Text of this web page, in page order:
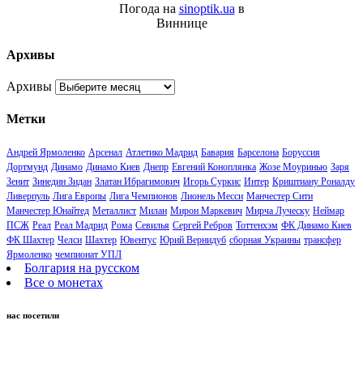
Погода на sinoptik.ua в
Виннице
Архивы
Архивы
Метки
Андрей Ярмоленко Арсенал Атлетико Мадрид Бавария Барселона Боруссия
Дортмунд Динамо Динамо Киев Днепр Евгений Коноплянка Жозе Моуринью Заря
Зенит Зинедин Зидан Златан Ибрагимович Игорь Суркис Интер Криштиану Роналду
Ливерпуль Лига Европы Лига Чемпионов Лионель Месси Манчестер Сити
Манчестер Юнайтед Металлист Милан Мирон Маркевич Мирча Луческу Неймар
ПСЖ Реал Реал Мадрид Рома Севилья Сергей Ребров Тоттенхэм ФК Динамо Киев
ФК Шахтер Челси Шахтер Ювентус Юрий Вернидуб сборная Украины трансфер
Ярмоленко чемпионат УПЛ
Болгария на русском
Все о монетах
нас посетили